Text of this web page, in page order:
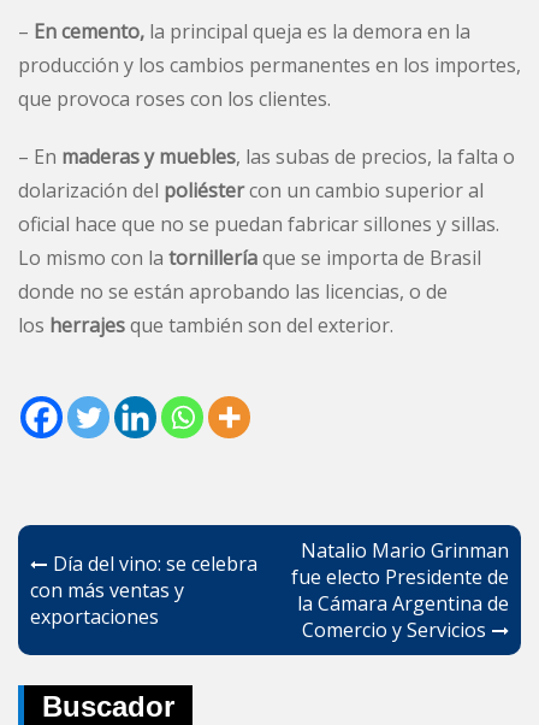
– En cemento, la principal queja es la demora en la
producción y los cambios permanentes en los importes,
que provoca roses con los clientes.
– En maderas y muebles, las subas de precios, la falta o
dolarización del poliéstercon un cambio superior al
oficial hace que no se puedan fabricar sillones y sillas.
Lo mismo con la tornilleríaque se importa de Brasil
donde no se están aprobando las licencias, o de
los herrajesque también son del exterior.
Navegación
de
entradas
Día del vino: se celebra
con más ventas y
exportaciones
Natalio Mario Grinman
fue electo Presidente de
la Cámara Argentina de
Comercio y Servicios
Buscador